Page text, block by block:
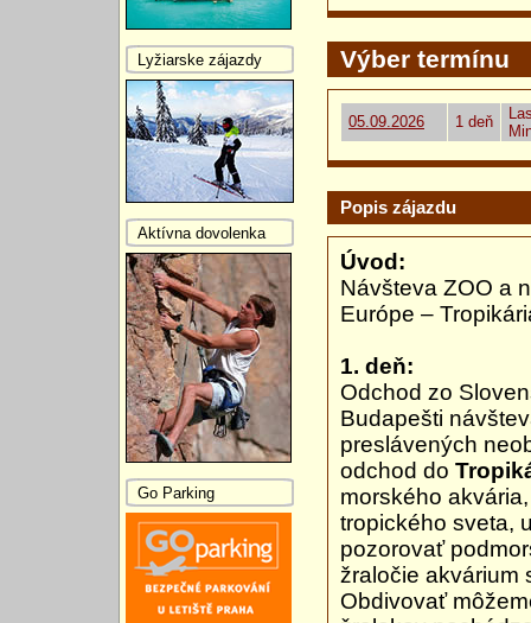
Výber termínu
05.09.2026 1 deň
Popis zájazdu
Úvod:
Návšteva ZOO a
Európe –
1. deň:
Odchod zo
Budapešti
preslávených
odchod do
morského
tropického sveta,
pozorovať
žraločie akvárium
Obdivovať
Lyžiarske zájazdy
Aktívna dovolenka
Go Parking